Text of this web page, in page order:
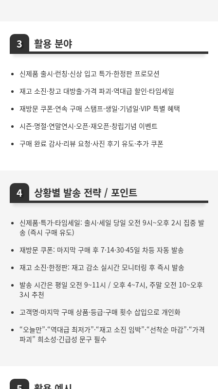
활용 분야
신제품 출시·런칭·신상 입고 특가·한정판 프로모션
재고 소진·창고 대방출·가격 파괴·역대급 할인·타임세일
재방문 쿠폰·연속 구매 스탬프·생일·기념일·VIP 특별 혜택
시즌·명절·연말연시·오픈·재오픈·창립기념 이벤트
구매 완료 감사·리뷰 요청·사진 후기 유도·추가 쿠폰
상황별 발송 전략 / 포인트
신제품·특가·타임세일: 출시·세일 당일 오전 9시~오후 2시 집중 발
송 (즉시 구매 유도)
재방문 쿠폰: 마지막 구매 후 7·14·30·45일 차등 자동 발송
재고 소진·한정판: 재고 감소 실시간 모니터링 후 즉시 발송
발송 시간은 평일 오전 9~11시 / 오후 4~7시, 주말 오전 10~오후
3시 추천
고객명·마지막 구매 상품·등급·구매 횟수 삽입으로 개인화
“오늘만”·“역대급 최저가”·“재고 소진 임박”·“선착순 마감”·“가격
파괴” 희소성·긴급성 문구 필수